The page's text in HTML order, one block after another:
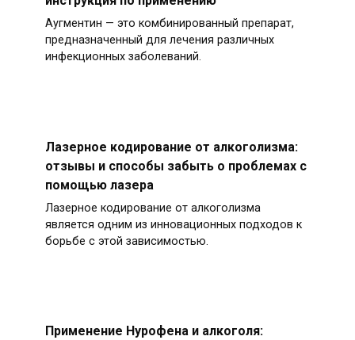
Аугментин — это комбинированный препарат,
предназначенный для лечения различных
инфекционных заболеваний.
Лазерное кодирование от алкоголизма:
отзывы и способы забыть о проблемах с
помощью лазера
Лазерное кодирование от алкоголизма
является одним из инновационных подходов к
борьбе с этой зависимостью.
Применение Нурофена и алкоголя: